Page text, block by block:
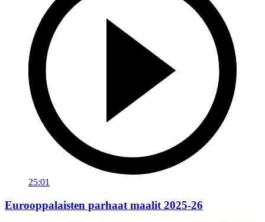
25:01
Eurooppalaisten parhaat maalit 2025-26